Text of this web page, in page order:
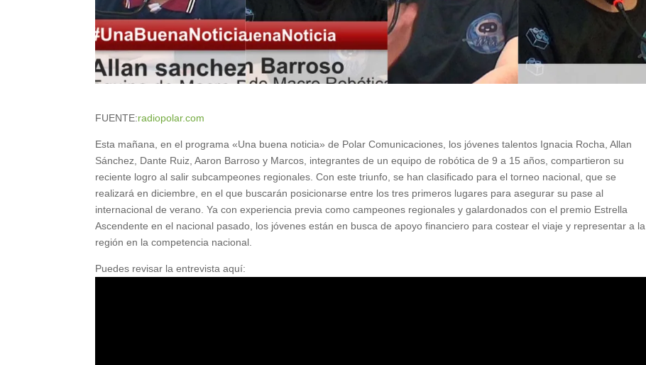
FUENTE:radiopolar.com
Esta mañana, en el programa «Una buena noticia» de Polar Comunicaciones, los jóvenes talentos Ignacia Rocha, Allan
Sánchez, Dante Ruiz, Aaron Barroso y Marcos, integrantes de un equipo de robótica de 9 a 15 años, compartieron su
reciente logro al salir subcampeones regionales. Con este triunfo, se han clasificado para el torneo nacional, que se
realizará en diciembre, en el que buscarán posicionarse entre los tres primeros lugares para asegurar su pase al
internacional de verano. Ya con experiencia previa como campeones regionales y galardonados con el premio Estrella
Ascendente en el nacional pasado, los jóvenes están en busca de apoyo financiero para costear el viaje y representar a la
región en la competencia nacional.
Puedes revisar la entrevista aquí: